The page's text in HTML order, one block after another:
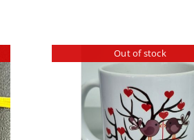
Out of stock